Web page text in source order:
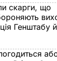
скарги, що
Генштабу й